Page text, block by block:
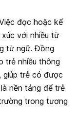
đọc hoặc kể
với nhiều từ
từ ngữ. Đồng
trẻ nhiều thông
giúp trẻ có được
nền tảng để trẻ
trong tương